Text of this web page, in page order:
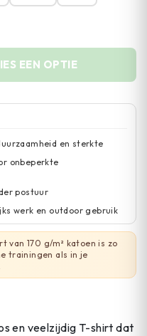
EEN OPTIE
en sterkte
onbeperkte
postuur
werk en outdoor gebruik
van 170 g/m² katoen is zo
trainingen als in je
en veelzijdig T-shirt dat